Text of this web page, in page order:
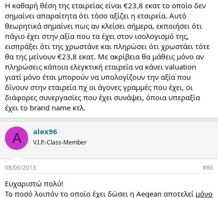
Η καθαρή θέση της εταιρείας είναι €23,8 εκατ το οποίο δεν
σημαίνει απαραίτητα ότι τόσο αξίζει η εταιρεία. Αυτό
θεωρητικά σημαίνει πως αν κλείσει σήμερα, εκποιήσει ότι
πάγιο έχει στην αξία που τα έχει στον ισολογισμό της,
εισπράξει ότι της χρωστάνε και πληρώσει ότι χρωστάει τότε
θα της μείνουν €23,8 εκατ. Με ακρίβεια θα μάθεις μόνο αν
πληρώσεις κάποια ελεγκτική εταιρεία να κάνει valuation
γιατί μόνο έτσι μπορούν να υπολογίζουν την αξία που
δίνουν στην εταιρεία πχ οι άγονες γραμμές που έχει, οι
διάφορες συνεργασίες που έχει συνάψει, όποια υπεραξία
έχει το brand name κτλ.
A alex96
V.I.P.-Class-Member
08/06/2013 #86
Ευχαριστώ πολύ!
Το ποσό λοιπόν το οποίο έχει δώσει η Aegean αποτελεί μόνο